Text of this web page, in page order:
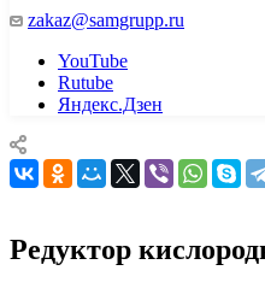
zakaz@samgrupp.ru
YouTube
Rutube
Яндекс.Дзен
Редуктор